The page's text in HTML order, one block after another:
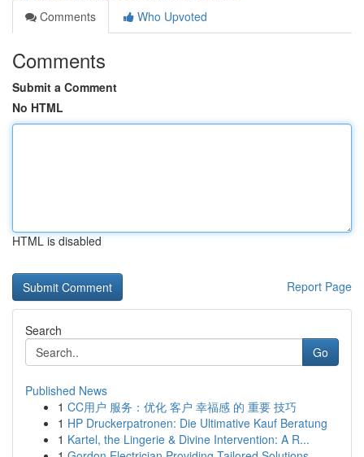
Comments
Who Upvoted
Comments
Submit a Comment
No HTML
HTML is disabled
Report Page
Search
Go
Published News
1 CC用户 服务：优化 客户 幸福感 的 重要 技巧
1 HP Druckerpatronen: Die Ultimative Kauf Beratung
1 Kartel, the Lingerie & Divine Intervention: A R...